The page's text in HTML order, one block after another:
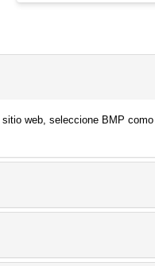
web, seleccione BMP